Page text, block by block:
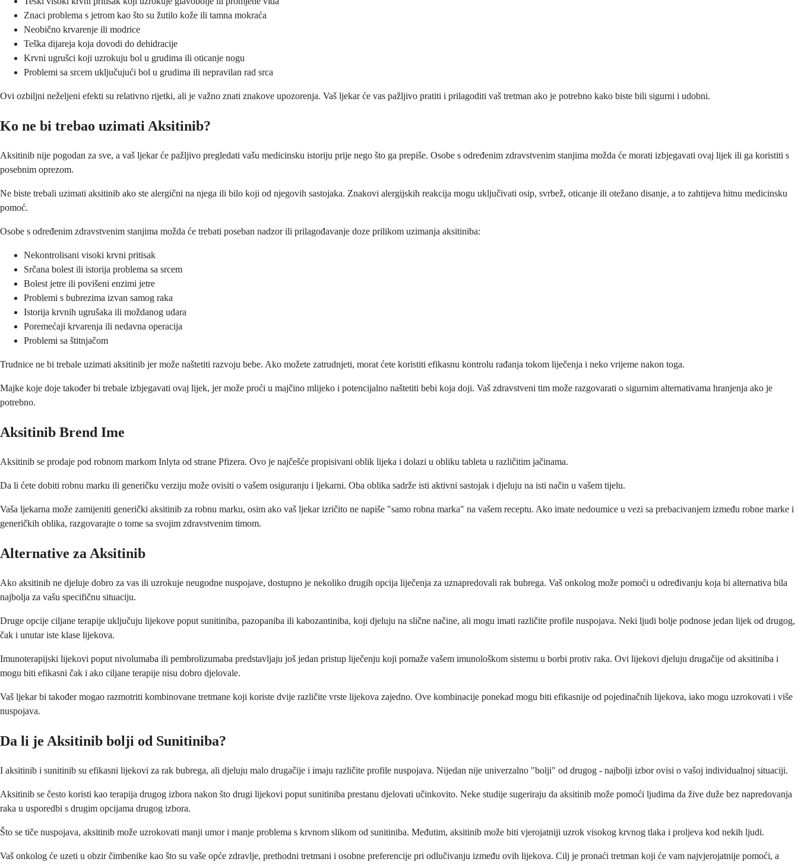
Znaci problema s jetrom kao što su žutilo kože ili tamna mokraća
Neobično krvarenje ili modrice
Teška dijareja koja dovodi do dehidracije
Krvni ugrušci koji uzrokuju bol u grudima ili oticanje nogu
Problemi sa srcem uključujući bol u grudima ili nepravilan rad srca
Ovi ozbiljni neželjeni efekti su relativno rijetki, ali je važno znati znakove upozorenja. Vaš ljekar će vas pažljivo pratiti i prilagoditi vaš tretman ako je potrebno kako biste bili sigurni i udobni.
Ko ne bi trebao uzimati Aksitinib?
Aksitinib nije pogodan za sve, a vaš ljekar će pažljivo pregledati vašu medicinsku istoriju prije nego što ga prepiše. Osobe s određenim zdravstvenim stanjima možda će morati izbjegavati ovaj lijek ili ga koristiti s
posebnim oprezom.
Ne biste trebali uzimati aksitinib ako ste alergični na njega ili bilo koji od njegovih sastojaka. Znakovi alergijskih reakcija mogu uključivati osip, svrbež, oticanje ili otežano disanje, a to zahtijeva hitnu medicinsku
pomoć.
Osobe s određenim zdravstvenim stanjima možda će trebati poseban nadzor ili prilagođavanje doze prilikom uzimanja aksitiniba:
Nekontrolisani visoki krvni pritisak
Srčana bolest ili istorija problema sa srcem
Bolest jetre ili povišeni enzimi jetre
Problemi s bubrezima izvan samog raka
Istorija krvnih ugrušaka ili moždanog udara
Poremećaji krvarenja ili nedavna operacija
Problemi sa štitnjačom
Trudnice ne bi trebale uzimati aksitinib jer može naštetiti razvoju bebe. Ako možete zatrudnjeti, morat ćete koristiti efikasnu kontrolu rađanja tokom liječenja i neko vrijeme nakon toga.
Majke koje doje također bi trebale izbjegavati ovaj lijek, jer može proći u majčino mlijeko i potencijalno naštetiti bebi koja doji. Vaš zdravstveni tim može razgovarati o sigurnim alternativama hranjenja ako je
potrebno.
Aksitinib Brend Ime
Aksitinib se prodaje pod robnom markom Inlyta od strane Pfizera. Ovo je najčešće propisivani oblik lijeka i dolazi u obliku tableta u različitim jačinama.
Da li ćete dobiti robnu marku ili generičku verziju može ovisiti o vašem osiguranju i ljekarni. Oba oblika sadrže isti aktivni sastojak i djeluju na isti način u vašem tijelu.
Vaša ljekarna može zamijeniti generički aksitinib za robnu marku, osim ako vaš ljekar izričito ne napiše "samo robna marka" na vašem receptu. Ako imate nedoumice u vezi sa prebacivanjem između robne marke i
generičkih oblika, razgovarajte o tome sa svojim zdravstvenim timom.
Alternative za Aksitinib
Ako aksitinib ne djeluje dobro za vas ili uzrokuje neugodne nuspojave, dostupno je nekoliko drugih opcija liječenja za uznapredovali rak bubrega. Vaš onkolog može pomoći u određivanju koja bi alternativa bila
najbolja za vašu specifičnu situaciju.
Druge opcije ciljane terapije uključuju lijekove poput sunitiniba, pazopaniba ili kabozantiniba, koji djeluju na slične načine, ali mogu imati različite profile nuspojava. Neki ljudi bolje podnose jedan lijek od drugog,
čak i unutar iste klase lijekova.
Imunoterapijski lijekovi poput nivolumaba ili pembrolizumaba predstavljaju još jedan pristup liječenju koji pomaže vašem imunološkom sistemu u borbi protiv raka. Ovi lijekovi djeluju drugačije od aksitiniba i
mogu biti efikasni čak i ako ciljane terapije nisu dobro djelovale.
Vaš ljekar bi također mogao razmotriti kombinovane tretmane koji koriste dvije različite vrste lijekova zajedno. Ove kombinacije ponekad mogu biti efikasnije od pojedinačnih lijekova, iako mogu uzrokovati i više
nuspojava.
Da li je Aksitinib bolji od Sunitiniba?
I aksitinib i sunitinib su efikasni lijekovi za rak bubrega, ali djeluju malo drugačije i imaju različite profile nuspojava. Nijedan nije univerzalno "bolji" od drugog - najbolji izbor ovisi o vašoj individualnoj situaciji.
Aksitinib se često koristi kao terapija drugog izbora nakon što drugi lijekovi poput sunitiniba prestanu djelovati učinkovito. Neke studije sugeriraju da aksitinib može pomoći ljudima da žive duže bez napredovanja
raka u usporedbi s drugim opcijama drugog izbora.
Što se tiče nuspojava, aksitinib može uzrokovati manji umor i manje problema s krvnom slikom od sunitiniba. Međutim, aksitinib može biti vjerojatniji uzrok visokog krvnog tlaka i proljeva kod nekih ljudi.
Vaš onkolog će uzeti u obzir čimbenike kao što su vaše opće zdravlje, prethodni tretmani i osobne preferencije pri odlučivanju između ovih lijekova. Cilj je pronaći tretman koji će vam najvjerojatnije pomoći, a